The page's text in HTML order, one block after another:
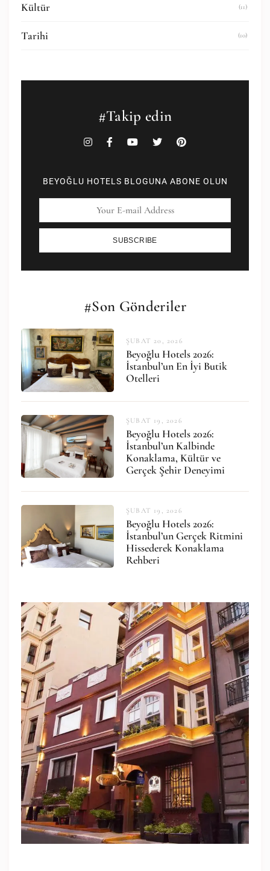
Kültür (11)
Tarihi (10)
#Takip edin
BEYOĞLU HOTELS BLOGUNA ABONE OLUN
SUBSCRIBE
#Son Gönderiler
ŞUBAT 20, 2026
Beyoğlu Hotels 2026:
İstanbul’un En İyi Butik
Otelleri
ŞUBAT 19, 2026
Beyoğlu Hotels 2026:
İstanbul’un Kalbinde
Konaklama, Kültür ve
Gerçek Şehir Deneyimi
ŞUBAT 19, 2026
Beyoğlu Hotels 2026:
İstanbul’un Gerçek Ritmini
Hissederek Konaklama
Rehberi